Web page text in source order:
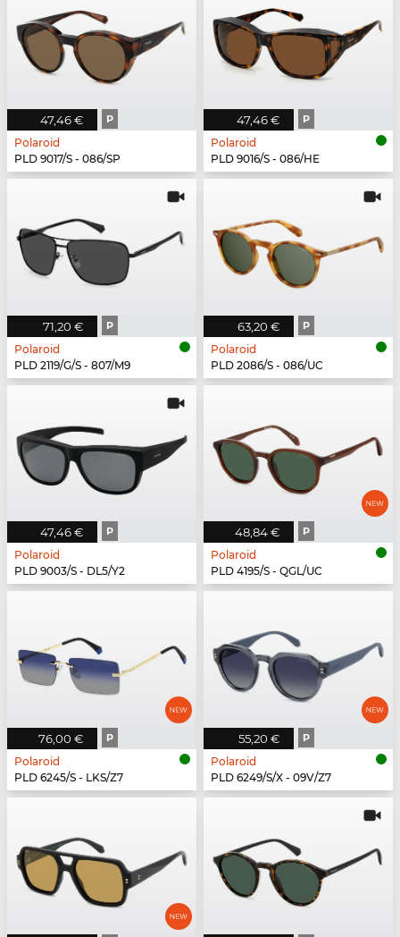
47,46 € P
Polaroid
PLD 9017/S - 086/SP
47,46 € P
Polaroid
PLD 9016/S - 086/HE
71,20 € P
Polaroid
PLD 2119/G/S - 807/M9
63,20 € P
Polaroid
PLD 2086/S - 086/UC
47,46 € P
Polaroid
PLD 9003/S - DL5/Y2
48,84 € P
Polaroid
PLD 4195/S - QGL/UC
76,00 € P
Polaroid
PLD 6245/S - LKS/Z7
55,20 € P
Polaroid
PLD 6249/S/X - 09V/Z7